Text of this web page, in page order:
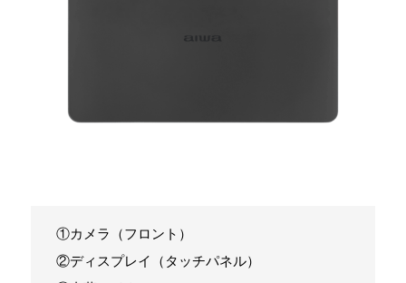
①カメラ（フロント）
②ディスプレイ（タッチパネル）